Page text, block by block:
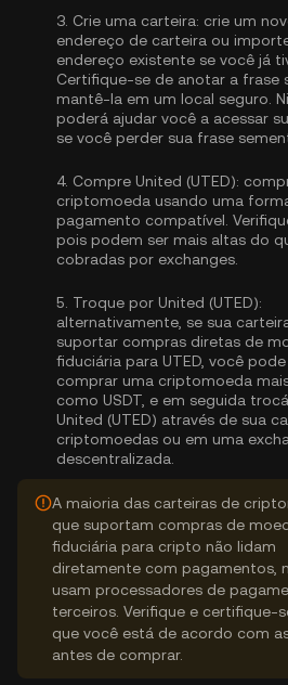
3. Crie uma carteira: crie um
endereço de carteira ou
endereço existente se você já
Certifique-se de anotar a frase
mantê-la em um local seguro.
poderá ajudar você a acessar
se você perder sua frase
4. Compre United (UTED):
criptomoeda usando uma
pagamento compatível.
pois podem ser mais altas do
cobradas por exchanges.
5. Troque por United (UTED):
alternativamente, se sua
suportar compras diretas de
fiduciária para UTED, você
comprar uma criptomoeda
como USDT, e em seguida
United (UTED) através de sua
criptomoedas ou em uma
descentralizada.
A maioria das carteiras de
que suportam compras de
fiduciária para cripto não lidam
diretamente com pagamentos,
usam processadores de
terceiros. Verifique e certifique-
que você está de acordo com
antes de comprar.